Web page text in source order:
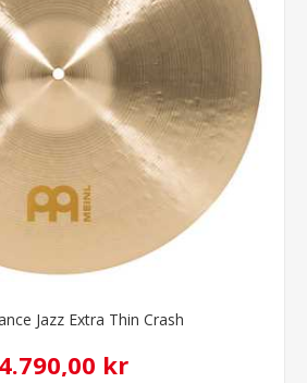
Jazz Extra Thin Crash
4.790,00 kr